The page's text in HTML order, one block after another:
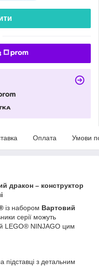
Оплата Умови
дракон – конструктор
із набором Вартовий
серії можуть
LEGO® NINJAGO цим
з детальним